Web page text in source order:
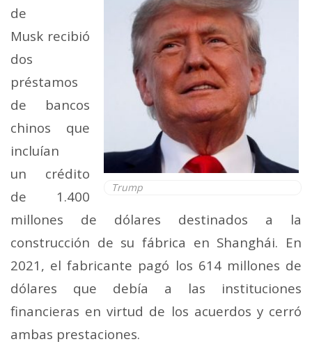
Trump
de
Musk recibió
dos
préstamos
de bancos
chinos que
incluían
un crédito
de 1.400
millones de dólares destinados a la
construcción de su fábrica en Shanghái. En
2021, el fabricante pagó los 614 millones de
dólares que debía a las instituciones
financieras en virtud de los acuerdos y cerró
ambas prestaciones.